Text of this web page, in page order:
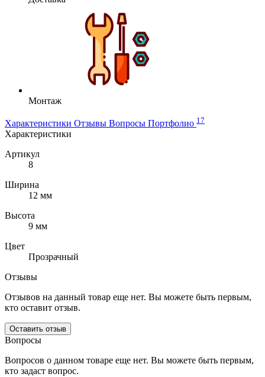
Монтаж
Характеристики Отзывы Вопросы Портфолио 17
Характеристики
Артикул
8
Ширина
12 мм
Высота
9 мм
Цвет
Прозрачный
Отзывы
Отзывов на данный товар еще нет. Вы можете быть первым,
кто оставит отзыв.
Оставить отзыв
Вопросы
Вопросов о данном товаре еще нет. Вы можете быть первым,
кто задаст вопрос.